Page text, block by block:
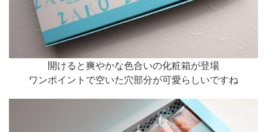
開けると爽やかな色合いの化粧箱が登場
ワンポイントで空いた穴部分が可愛らしいですね